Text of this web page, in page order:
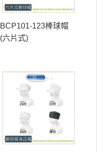
BCP101-123棒球帽
(六片式)